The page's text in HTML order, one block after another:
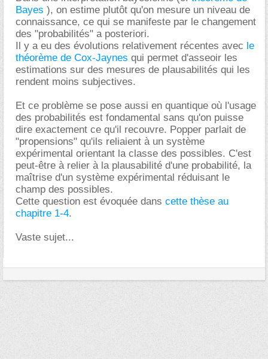
Bayes ), on estime plutôt qu'on mesure un niveau de
connaissance, ce qui se manifeste par le changement
des "probabilités" a posteriori.
Il y a eu des évolutions relativement récentes avec le
théorème de Cox-Jaynes qui permet d'asseoir les
estimations sur des mesures de plausabilités qui les
rendent moins subjectives.
Et ce problème se pose aussi en quantique où l'usage
des probabilités est fondamental sans qu'on puisse
dire exactement ce qu'il recouvre. Popper parlait de
"propensions" qu'ils reliaient à un système
expérimental orientant la classe des possibles. C'est
peut-être à relier à la plausabilité d'une probabilité, la
maîtrise d'un système expérimental réduisant le
champ des possibles.
Cette question est évoquée dans cette thèse au
chapitre 1-4.
Vaste sujet...